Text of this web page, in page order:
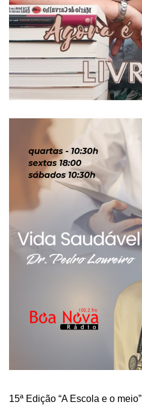
15ª Edição “A Escola e o meio”